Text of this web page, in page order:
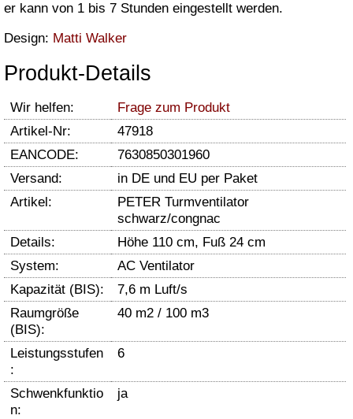
er kann von 1 bis 7 Stunden eingestellt werden.
Design: Matti Walker
Produkt-Details
Wir helfen:
Frage zum Produkt
Artikel-Nr:
47918
EANCODE:
7630850301960
Versand:
in DE und EU per Paket
Artikel:
PETER Turmventilator
schwarz/congnac
Details:
Höhe 110 cm, Fuß 24 cm
System:
AC Ventilator
Kapazität (BIS):
7,6 m Luft/s
Raumgröße
(BIS):
40 m2 / 100 m3
Leistungsstufen
:
6
Schwenkfunktio
n:
ja